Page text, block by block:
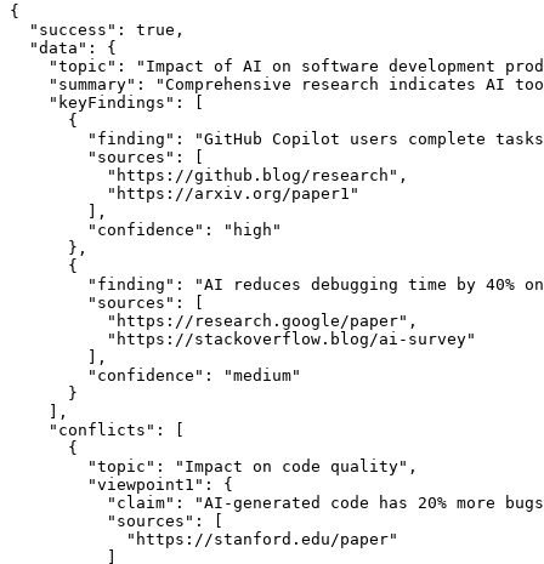
{
"success" : true ,
"data" : {
"topic" :
"Impact of AI on software development
"summary" :
"Comprehensive research indicates AI
"keyFindings" : [
      {
"finding" :
"GitHub Copilot users complete
"sources" : [
          "https://github.blog/research",
          "https://arxiv.org/paper1"
        ],
"confidence" :
"high"
      },
      {
"finding" :
"AI reduces debugging time by 40%
"sources" : [
          "https://research.google/paper",
          "https://stackoverflow.blog/ai-survey"
        ],
"confidence" :
"medium"
      }
    ],
"conflicts" : [
      {
"topic" : "Impact on code quality" ,
"viewpoint1" : {
"claim" :
"AI-generated code has 20% more
"sources" : [
            "https://stanford.edu/paper"